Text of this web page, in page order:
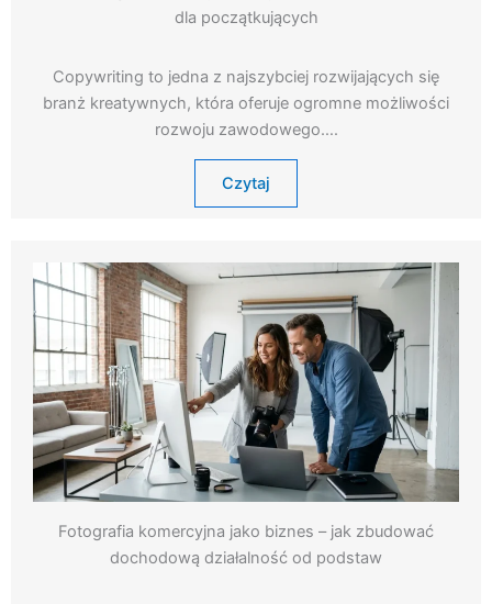
dla początkujących
Copywriting to jedna z najszybciej rozwijających się
branż kreatywnych, która oferuje ogromne możliwości
rozwoju zawodowego….
Czytaj
Fotografia komercyjna jako biznes – jak zbudować
dochodową działalność od podstaw